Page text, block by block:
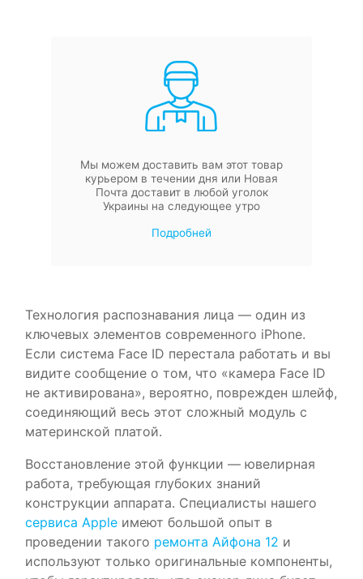
Мы можем доставить вам этот товар
курьером в течении дня или Новая
Почта доставит в любой уголок
Украины на следующее утро
Подробней
Технология распознавания лица — один из
ключевых элементов современного iPhone.
Если система Face ID перестала работать и вы
видите сообщение о том, что «камера Face ID
не активирована», вероятно, поврежден шлейф,
соединяющий весь этот сложный модуль с
материнской платой.
Восстановление этой функции — ювелирная
работа, требующая глубоких знаний
конструкции аппарата. Специалисты нашего
сервиса Apple имеют большой опыт в
проведении такого ремонта Айфона 12 и
используют только оригинальные компоненты,